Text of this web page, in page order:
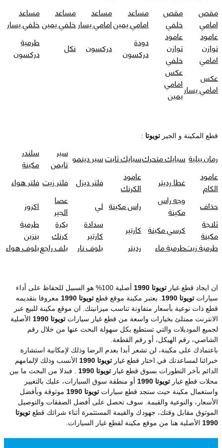
مقص
امامي
مقص
خلفي
مساعد
امامي يمين
مساعد
امامي يسار
مساعد
خلفي يمين
مساعد
خلفي يسار
عامود
توازن
امامي
عامود
توازن
خلفي
دودة
دركسون
دركسون نكل
طرمبة
دركسون
عكس
امامي يسار
عكس
امامي
يمين
قطع المكينة و الجير تويوتا :
رمان بيلية سبايك متحركسبايك ثابتسير دينمو سير
تايمن
سلندر
مكينة
عامود
الكام
غطا رديتر
عامود
الكرنك
فلتر ديزل فلتر زيت فلتر هواء
حذاف
وجه راس
مكينة
راس مكينة لي
عصا
الجير
اكزوز
ثلاجة
مكينة
كرسي مكينة كارتير
سدادة
كارتير
بكرة
كرنك
طرمبة
بنزين
طرمبة زيتطرمبة ماء رديتر بلوف نار بلف راجعبلوف هواء
ان ايجاد قطع غيار تويوتا 1990
أصلية 100% هو السبيل للحفاظ على أداء
سيارات تويوتا 1990 . يعتبر مكينة موقع قطع تويوتا 1990
معروفا بتقديمه
قطع ذات نوعية بأسعار متفاوتة تناسب ميزانيتك. ان موقع مكينة للبيع عبر
الانترنت ممتلئ بخيارات واسعة من قطع غيار سيارات تويوتا 1990
الأصلية
لجميع الموديلات والتي تستطيع بكل سهولة البحث عنها من خلال رقم
الشاصي، رقم الهيكل، أو رقم القطعة.
باعتمادك على مكينة، لن تشعر أبدا بعدم الرضا وذلك لإمكانية استشارة
خبرائنا لمساعدتك في اختار قطع غيار تويوتا 1990
الأنسب وذلك لإلمامهم
الدائم بآخر التطورات بسوق قطع غيار تويوتا 1990
. فبدلا من البحث ما بين
محلات قطع غيار تويوتا 1990
أو منطقة سوق السيارات، عليك بالتغيير
واستعمال مكينة حيث ستجد قطع سيارات تويوتا 1990
موثوقة وبأفضل
الأسعار، والنوعية والقيمة. سوف تحصل على أفضل الصفقات والتوصيل
الموثوق مقابل وقتك، جهودك والقيمة المستثمرة أثناء شرائك قطع تويوتا
1990 الأصلية هنا من موقع مكينة لقطع غيار السيارات.